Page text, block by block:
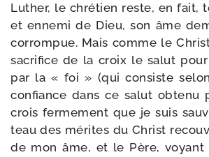
Luther, le chré­tien reste, en fait,
et enne­mi de Dieu, son âme
cor­rom­pue. Mais comme le
sacri­fice de la croix le salut
par la « foi » (qui consiste
confiance dans ce salut obte­nu
crois fer­me­ment que je suis
teau des mérites du Christ
de mon âme, et le Père, voyant